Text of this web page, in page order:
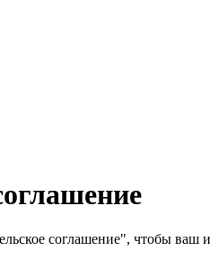
соглашение", чтобы